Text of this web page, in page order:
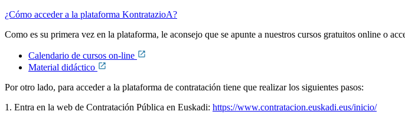
¿Cómo acceder a la plataforma KontratazioA?
Como es su primera vez en la plataforma, le aconsejo que se apunte a nuestros cursos gratuitos online o
Calendario de cursos on-line
Material didáctico
Por otro lado, para acceder a la plataforma de contratación tiene que realizar los siguientes pasos:
1. Entra en la web de Contratación Pública en Euskadi: https://www.contratacion.euskadi.eus/inicio/